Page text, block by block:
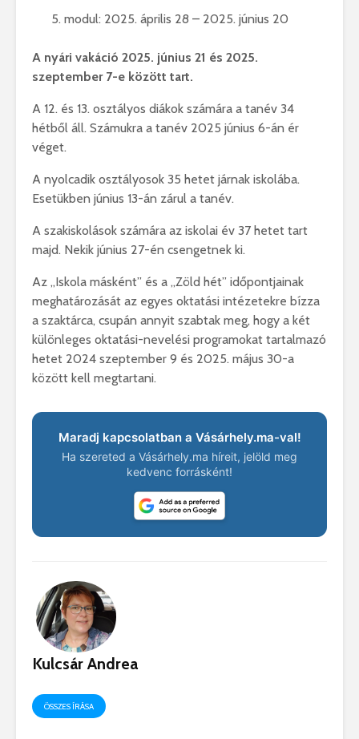
modul: 2025. április 28 – 2025. június 20
A nyári vakáció 2025. június 21 és 2025.
szeptember 7-e között tart.
A 12. és 13. osztályos diákok számára a tanév 34
hétből áll. Számukra a tanév 2025 június 6-án ér
véget.
A nyolcadik osztályosok 35 hetet járnak iskolába.
Esetükben június 13-án zárul a tanév.
A szakiskolások számára az iskolai év 37 hetet tart
majd. Nekik június 27-én csengetnek ki.
Az „Iskola másként” és a „Zöld hét” időpontjainak
meghatározását az egyes oktatási intézetekre bízza
a szaktárca, csupán annyit szabtak meg, hogy a két
különleges oktatási-nevelési programokat tartalmazó
hetet 2024 szeptember 9 és 2025. május 30-a
között kell megtartani.
Maradj kapcsolatban a Vásárhely.ma-val!
Ha szereted a Vásárhely.ma híreit, jelöld meg
kedvenc forrásként!
Kulcsár Andrea
ÖSSZES ÍRÁSA